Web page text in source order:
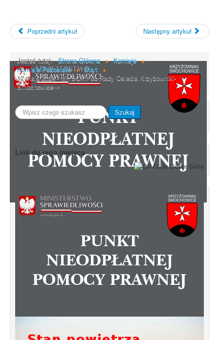
Zapraszamy do skorzystania z Punktu
Nieodpłatnej Pomocy Prawnej.
Poprzedni artykuł Następny artykuł
Jesteś tutaj: Strona Główna
Komisje
Komisje Pozostałe
Start
12 maja 2024 - WYBORY do Rady Osiedla Krzyżowniki-
Smochowice
Szukaj... Szukaj
Link do tego miejsca